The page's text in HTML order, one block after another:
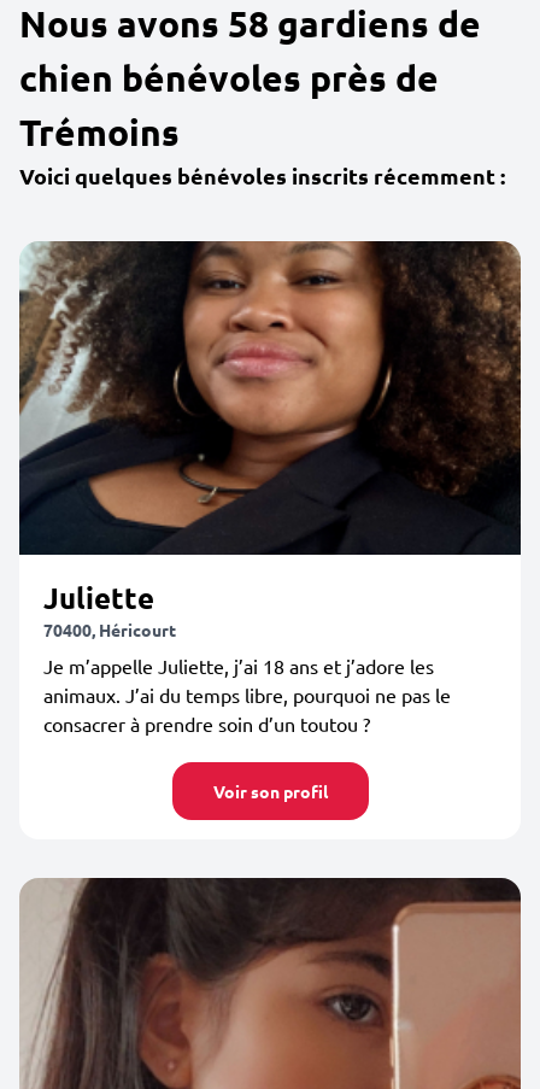
Nous avons 58 gardiens de
chien bénévoles près de
Trémoins
Voici quelques bénévoles inscrits récemment :
Juliette
70400, Héricourt
Je m’appelle Juliette, j’ai 18 ans et j’adore les
animaux. J’ai du temps libre, pourquoi ne pas le
consacrer à prendre soin d’un toutou ?
Voir son profil